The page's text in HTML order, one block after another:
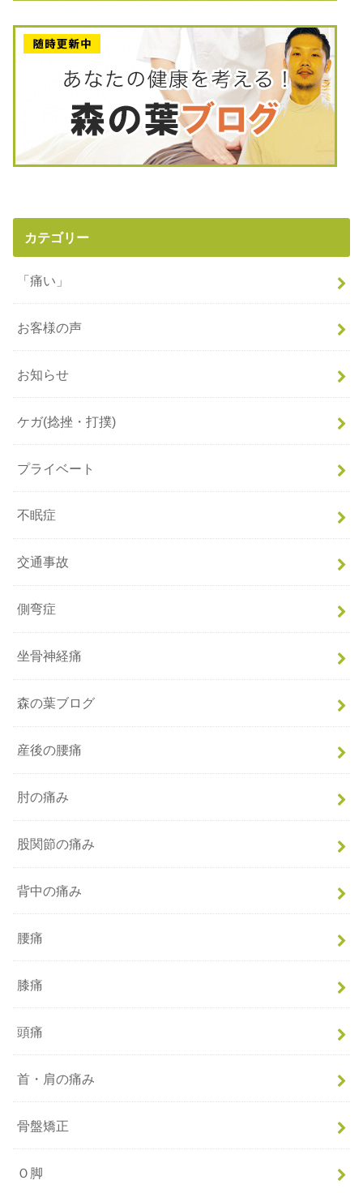
カテゴリー
「痛い」
お客様の声
お知らせ
ケガ(捻挫・打撲)
プライベート
不眠症
交通事故
側弯症
坐骨神経痛
森の葉ブログ
産後の腰痛
肘の痛み
股関節の痛み
背中の痛み
腰痛
膝痛
頭痛
首・肩の痛み
骨盤矯正
Ｏ脚